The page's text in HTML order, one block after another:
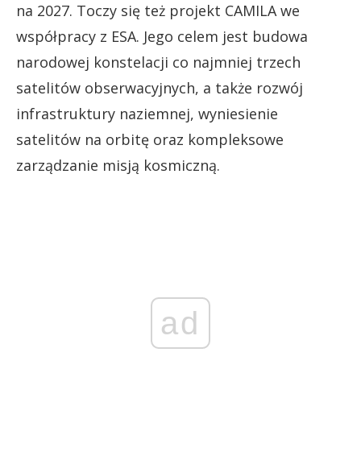
na 2027. Toczy się też projekt CAMILA we
współpracy z ESA. Jego celem jest budowa
narodowej konstelacji co najmniej trzech
satelitów obserwacyjnych, a także rozwój
infrastruktury naziemnej, wyniesienie
satelitów na orbitę oraz kompleksowe
zarządzanie misją kosmiczną.
ad